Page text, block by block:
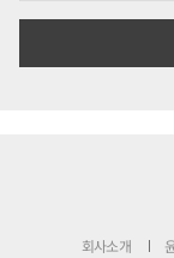
회사소개